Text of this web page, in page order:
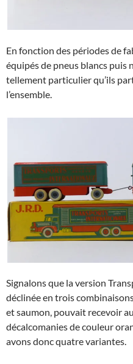
En fonction des périodes de
équipés de pneus blancs puis
tellement particulier qu’ils
l’ensemble.
Signalons que la version
déclinée en trois combinaisons
et saumon, pouvait recevoir
décalcomanies de couleur
avons donc quatre variantes.